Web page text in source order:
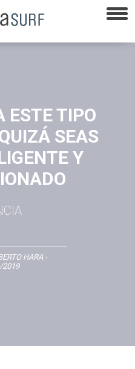
ESTE TIPO
SEAS
Y
HARA-
2019